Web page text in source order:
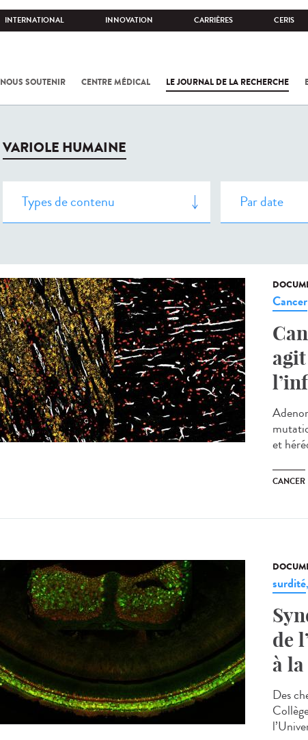
INTERNATIONAL INNOVATION CARRIÈRES CERIS
NOUS SOUTENIR CENTRE MÉDICAL LE JOURNAL DE LA RECHERCHE
VARIOLE HUMAINE
Cancer
et
CANCER
surdité,
de
à
Des